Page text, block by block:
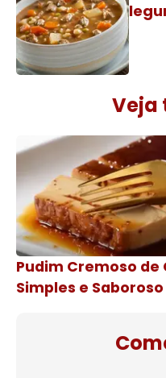
Veja
Pudim Cremoso de
Simples e Saboroso